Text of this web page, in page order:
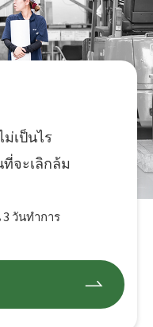
เป็นไร
จะเลิกล้ม
วันทำการ